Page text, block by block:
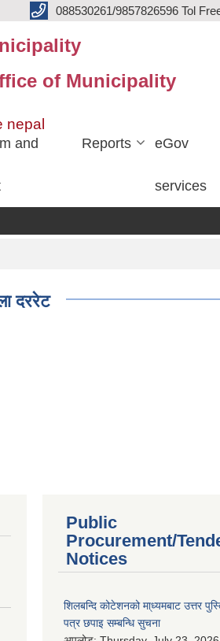
088530261/9857826596 Tol
of Municipality
nepal
and Reports eGov
services
दररेट
Public
Procurement/
Notices
शिलबन्दि कोटेशनको मा्ध्यमबाट उत्तर
पत्र छपाइ सम्बन्धि सुचना